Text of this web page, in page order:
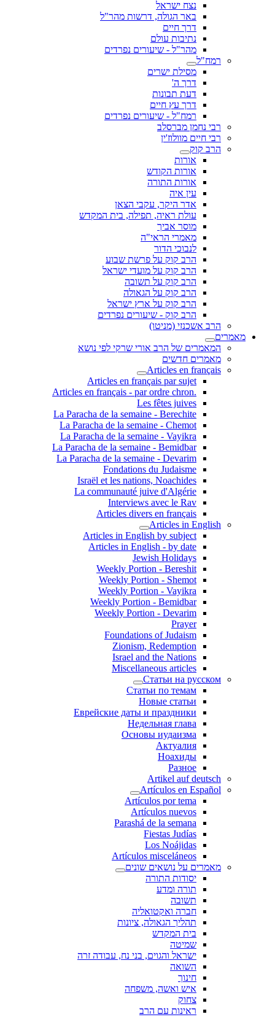
נצח ישראל
באר הגולה, דרשות מהר"ל
דרך חיים
נתיבות עולם
מהר"ל - שיעורים נפרדים
רמח"ל
מסילת ישרים
דרך ה'
דעת תבונות
דרך עץ חיים
רמח"ל - שיעורים נפרדים
רבי נחמן מברסלב
רבי חיים מוולוז'ין
הרב קוק
אורות
אורות הקודש
אורות התורה
עין איה
אדר היקר, עקבי הצאן
עולת ראיה, תפילה, בית המקדש
מוסר אביך
מאמרי הראי"ה
לנבוכי הדור
הרב קוק על פרשת שבוע
הרב קוק על מועדי ישראל
הרב קוק על תשובה
הרב קוק על הגאולה
הרב קוק על ארץ ישראל
הרב קוק - שיעורים נפרדים
הרב אשכנזי (מניטו)
מאמרים
המאמרים של הרב אורי שרקי לפי נושא
מאמרים חדשים
Articles en français
Articles en français par sujet
.Articles en français - par ordre chron
Les fêtes juives
La Paracha de la semaine - Berechite
La Paracha de la semaine - Chemot
La Paracha de la semaine - Vayikra
La Paracha de la semaine - Bemidbar
La Paracha de la semaine - Devarim
Fondations du Judaisme
Israël et les nations, Noachides
La communauté juive d'Algérie
Interviews avec le Rav
Articles divers en français
Articles in English
Articles in English by subject
Articles in English - by date
Jewish Holidays
Weekly Portion - Bereshit
Weekly Portion - Shemot
Weekly Portion - Vayikra
Weekly Portion - Bemidbar
Weekly Portion - Devarim
Prayer
Foundations of Judaism
Zionism, Redemption
Israel and the Nations
Miscellaneous articles
Статьи на русском
Статьи по темам
Новые статьи
Еврейские даты и праздники
Недельная глава
Основы иудаизма
Актуалия
Ноахиды
Разное
Artikel auf deutsch
Artículos en Español
Artículos por tema
Artículos nuevos
Parashá de la semana
Fiestas Judías
Los Noájidas
Artículos misceláneos
מאמרים על נושאים שונים
יסודות התורה
תורה ומדע
תשובה
חברה ואקטואליה
תהליך הגאולה, ציונות
בית המקדש
שמיטה
ישראל והגוים, בני נח, עבודה זרה
השואה
חינוך
איש ואשה, משפחה
צחוק
ראינות עם הרב